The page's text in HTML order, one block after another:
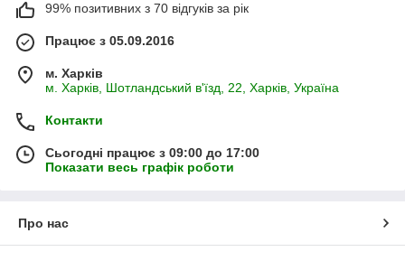
99% позитивних з 70 відгуків за рік
Працює з 05.09.2016
м. Харків
м. Харків, Шотландський в'їзд, 22, Харків, Україна
Контакти
Сьогодні працює з 09:00 до 17:00
Показати весь графік роботи
Про нас